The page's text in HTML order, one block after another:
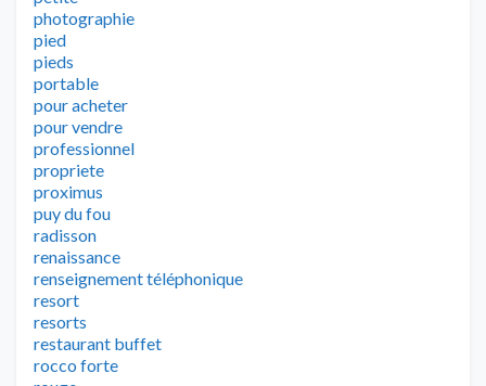
photographie
pied
pieds
portable
pour acheter
pour vendre
professionnel
propriete
proximus
puy du fou
radisson
renaissance
renseignement téléphonique
resort
resorts
restaurant buffet
rocco forte